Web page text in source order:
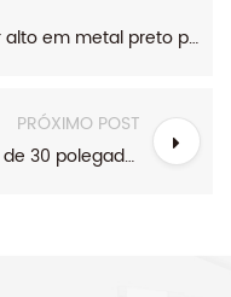
Espelho de luxo retangular alto em metal preto para banheiro com prateleira de LED
PRÓXIMO POST
Moderna moldura de metal preto de 30 polegadas, espelho de banheiro de LED redondo suspenso